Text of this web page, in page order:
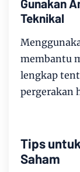
Gunakan
Teknikal
membantu
lengkap
pergerakan
Tips
Saham